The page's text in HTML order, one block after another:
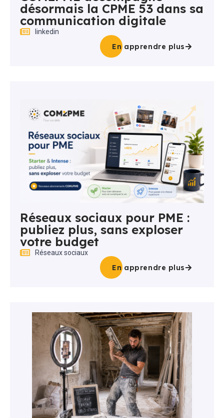
désormais la CPME 53 dans sa
communication digitale
linkedin
En apprendre plus
Réseaux sociaux pour PME :
publiez plus, sans exploser
votre budget
Réseaux sociaux
En apprendre plus